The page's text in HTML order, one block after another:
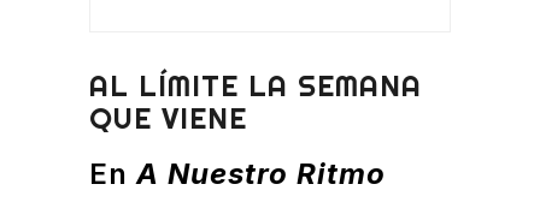
AL LÍMITE LA SEMANA
QUE VIENE
EnA Nuestro Ritmo